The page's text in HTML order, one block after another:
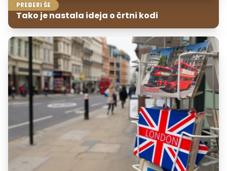
PREBERI ŠE
Tako je nastala ideja o črtni kodi